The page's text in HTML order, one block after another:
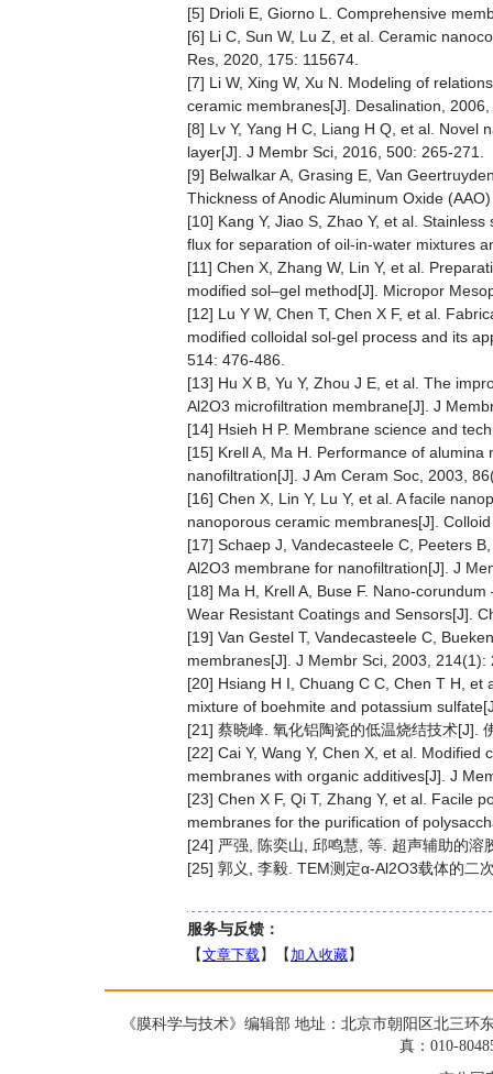
[5] Drioli E, Giorno L. Comprehensive
[6] Li C, Sun W, Lu Z, et al. Ceramic
Res, 2020, 175: 115674.
[7] Li W, Xing W, Xu N. Modeling of
ceramic membranes[J]. Desalination,
[8] Lv Y, Yang H C, Liang H Q, et al. Novel
layer[J]. J Membr Sci, 2016, 500: 265-271.
[9] Belwalkar A, Grasing E, Van
Thickness of Anodic Aluminum Oxide
[10] Kang Y, Jiao S, Zhao Y, et al.
flux for separation of oil-in-water mixtures
[11] Chen X, Zhang W, Lin Y, et al.
modified sol–gel method[J]. Micropor
[12] Lu Y W, Chen T, Chen X F, et al.
modified colloidal sol-gel process and its
514: 476-486.
[13] Hu X B, Yu Y, Zhou J E, et al. The
Al2O3 microfiltration membrane[J]. J
[14] Hsieh H P. Membrane science and
[15] Krell A, Ma H. Performance of
nanofiltration[J]. J Am Ceram Soc, 2003,
[16] Chen X, Lin Y, Lu Y, et al. A facile
nanoporous ceramic membranes[J].
[17] Schaep J, Vandecasteele C, Peeters
Al2O3 membrane for nanofiltration[J]. J
[18] Ma H, Krell A, Buse F. Nano-
Wear Resistant Coatings and Sensors[J].
[19] Van Gestel T, Vandecasteele C,
membranes[J]. J Membr Sci, 2003, 214(1):
[20] Hsiang H I, Chuang C C, Chen T H,
mixture of boehmite and potassium
[21] 蔡晓峰. 氧化铝陶瓷的低温烧结技术[J].
[22] Cai Y, Wang Y, Chen X, et al.
membranes with organic additives[J]. J
[23] Chen X F, Qi T, Zhang Y, et al. Facile
membranes for the purification of
[24] 严强, 陈奕山, 邱鸣慧, 等. 超声辅助的
[25] 郭义, 李毅. TEM测定α-Al2O3载体的二
服务与反馈：
【文章下载】【 加入收藏】
《膜科学与技术》编辑部 地址：北京市朝阳区北三环
真：010-